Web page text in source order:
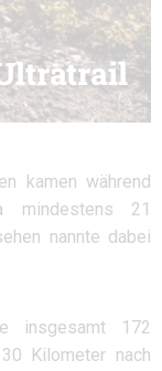
kamen während
mindestens 21
nannte dabei
insgesamt 172
Kilometer nach